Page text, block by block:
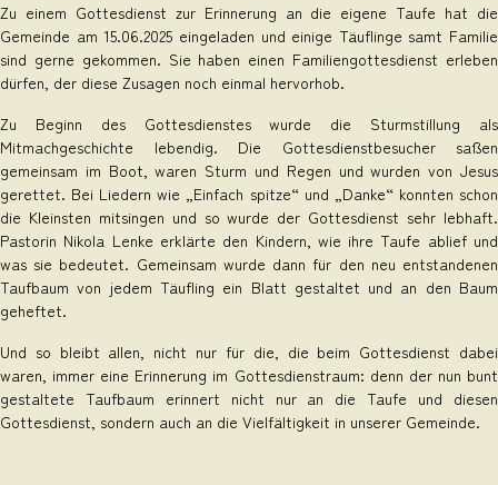
Zu einem Gottesdienst zur Erinnerung an die eigene Taufe hat die
Gemeinde am 15.06.2025 eingeladen und einige Täuflinge samt Familie
sind gerne gekommen. Sie haben einen Familiengottesdienst erleben
dürfen, der diese Zusagen noch einmal hervorhob.
Zu Beginn des Gottesdienstes wurde die Sturmstillung als
Mitmachgeschichte lebendig. Die Gottesdienstbesucher saßen
gemeinsam im Boot, waren Sturm und Regen und wurden von Jesus
gerettet. Bei Liedern wie „Einfach spitze“ und „Danke“ konnten schon
die Kleinsten mitsingen und so wurde der Gottesdienst sehr lebhaft.
Pastorin Nikola Lenke erklärte den Kindern, wie ihre Taufe ablief und
was sie bedeutet. Gemeinsam wurde dann für den neu entstandenen
Taufbaum von jedem Täufling ein Blatt gestaltet und an den Baum
geheftet.
Und so bleibt allen, nicht nur für die, die beim Gottesdienst dabei
waren, immer eine Erinnerung im Gottesdienstraum: denn der nun bunt
gestaltete Taufbaum erinnert nicht nur an die Taufe und diesen
Gottesdienst, sondern auch an die Vielfältigkeit in unserer Gemeinde.